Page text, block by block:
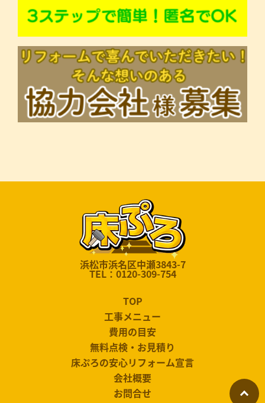
浜松市浜名区中瀬3843-7
TEL：0120-309-754
TOP
工事メニュー
費用の目安
無料点検・お見積り
床ぷろの安心リフォーム宣言
会社概要
お問合せ